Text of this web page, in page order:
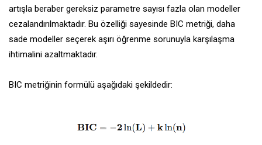
artışla beraber gereksiz parametre sayısı fazla olan modeller
cezalandırılmaktadır. Bu özelliği sayesinde BIC metriği, daha
sade modeller seçerek aşırı öğrenme sorunuyla karşılaşma
ihtimalini azaltmaktadır.
BIC metriğinin formülü aşağıdaki şekildedir: